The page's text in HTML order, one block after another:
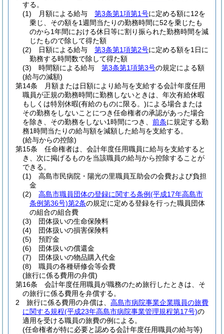
する。
(1)
月額による給与 第3条第1項第1号に定める額に12を
乗じ、その額を1週間当たりの勤務時間に52を乗じたも
のから1年間における休日等に割り振られた勤務時間を減
じたもので除して得た額
(2)
日額による給与 第3条第1項第2号に定める額を1日に
勤務する時間数で除して得た額
(3)
時間額による給与 第3条第1項第3号の規定による額
(給与の減額)
第14条
月額または日額により給与を支給する会計年度任用
職員が正規の勤務時間に勤務しないときは、年次有給休暇
もしくは特別休暇(有給のものに限る。)による場合または
その勤務をしないことにつき任命権者の承認があった場合
を除き、その勤務をしない1時間につき、 前条に規定する勤
務1時間当たりの給与額を減額した給与を支給する。
(給与からの控除)
第15条
任命権者は、会計年度任用職員に給与を支給すると
き、次に掲げるものを当該職員の給与から控除することが
できる。
(1)
高島市民病院・陽光の里職員互助会の会費および負担
金
(2)
高島市職員団体の登録に関する条例(平成17年高島市
条例第36号)第2条の規定に定める登録を行った職員団体
の組合の組合費
(3)
団体扱いの生命保険料
(4)
団体扱いの損害保険料
(5)
預貯金
(6)
団体扱いの償還金
(7)
団体扱いの物品購入代金
(8)
職員の各種研修会等会費
(旅行に係る費用の弁償)
第16条
会計年度任用職員が職務のため旅行したときは、そ
の旅行に係る費用を弁償する。
2
旅行に係る費用の弁償は、 高島市病院事業企業職員の旅費
に関する規程(平成23年高島市病院事業管理規程第17号)の
適用を受ける職員の旅費の例による。
(任命権者が特に必要と認める会計年度任用職員の給与等)